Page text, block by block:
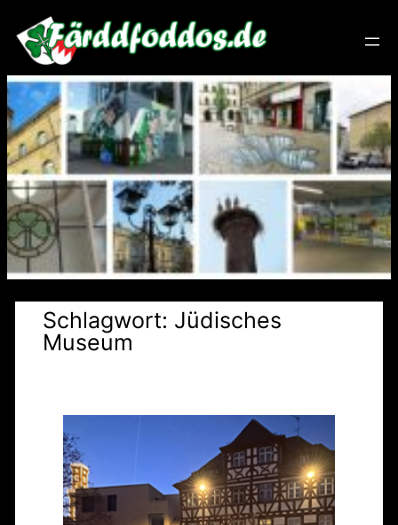
Zum
Inhalt
springen
Schlagwort: Jüdisches
Museum